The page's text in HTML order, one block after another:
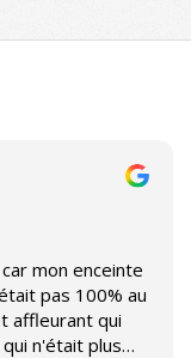
mon enceinte
pas 100% au
affleurant qui
n'était plus